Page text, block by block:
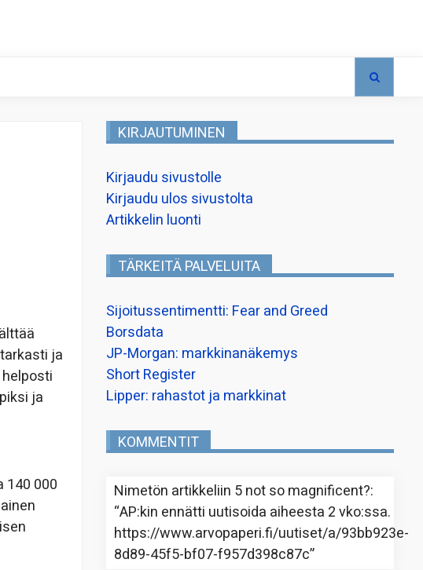
ja
ja
140 000
KIRJAUTUMINEN
Kirjaudu sivustolle
Kirjaudu ulos sivustolta
Artikkelin luonti
TÄRKEITÄ PALVELUITA
Sijoitussentimentti: Fear and Greed
Borsdata
JP-Morgan: markkinanäkemys
Short Register
Lipper: rahastot ja markkinat
KOMMENTIT
Nimetön artikkeliin 5 not so magnificent?:
“AP:kin ennätti uutisoida aiheesta 2 vko:ssa.
https://www.arvopaperi.fi/uutiset/a/93bb923e-
8d89-45f5-bf07-f957d398c87c”